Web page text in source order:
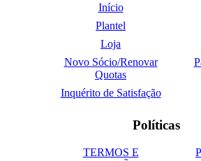
Início
Plantel
Loja
Novo Sócio/Renovar
Quotas
Inquérito de Satisfação
Políticas
TERMOS E